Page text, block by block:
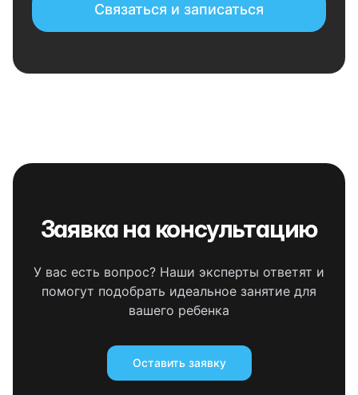
Связаться и записаться
Заявка на консультацию
У вас есть вопрос? Наши эксперты ответят и
помогут подобрать идеальное занятие для
вашего ребенка
Оставить заявку